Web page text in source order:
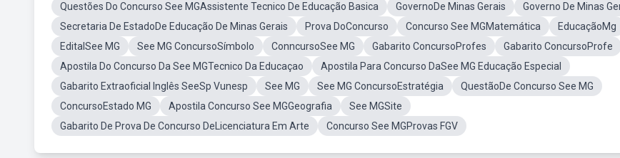
Questões Do Concurso See MGAssistente Tecnico De Educação Basica
GovernoDe Minas Gerais
Governo De Minas
Secretaria De EstadoDe Educação De Minas Gerais
Prova DoConcurso Concurso See MGMatemática
EducaçãoMg
EditalSee MG
See MG ConcursoSímbolo ConncursoSee MG Gabarito ConcursoProfes
Gabarito ConcursoProfe
Apostila Do Concurso Da See MGTecnico Da Educaçao
Apostila Para Concurso DaSee MG Educação Especial
Gabarito Extraoficial Inglês SeeSp Vunesp
See MG See MG ConcursoEstratégia
QuestãoDe Concurso See MG
ConcursoEstado MG
Apostila Concurso See MGGeografia
See MGSite
Gabarito De Prova De Concurso DeLicenciatura Em Arte
Concurso See MGProvas FGV